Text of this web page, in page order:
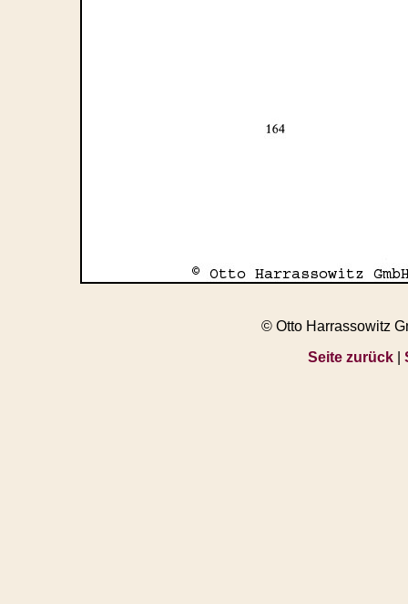
© Otto Harrassowitz
Seite zurück|